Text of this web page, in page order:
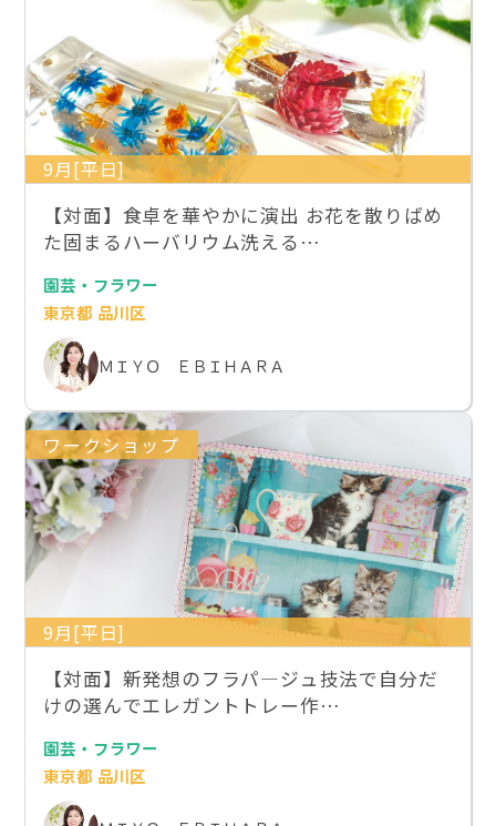
9月[平日]
【対面】食卓を華やかに演出 お花を散りばめ
た固まるハーバリウム洗える…
園芸・フラワー
東京都 品川区
ＭＩＹＯ ＥＢＩＨＡＲＡ
ワークショップ
9月[平日]
【対面】新発想のフラパ―ジュ技法で自分だ
けの選んでエレガントトレー作…
園芸・フラワー
東京都 品川区